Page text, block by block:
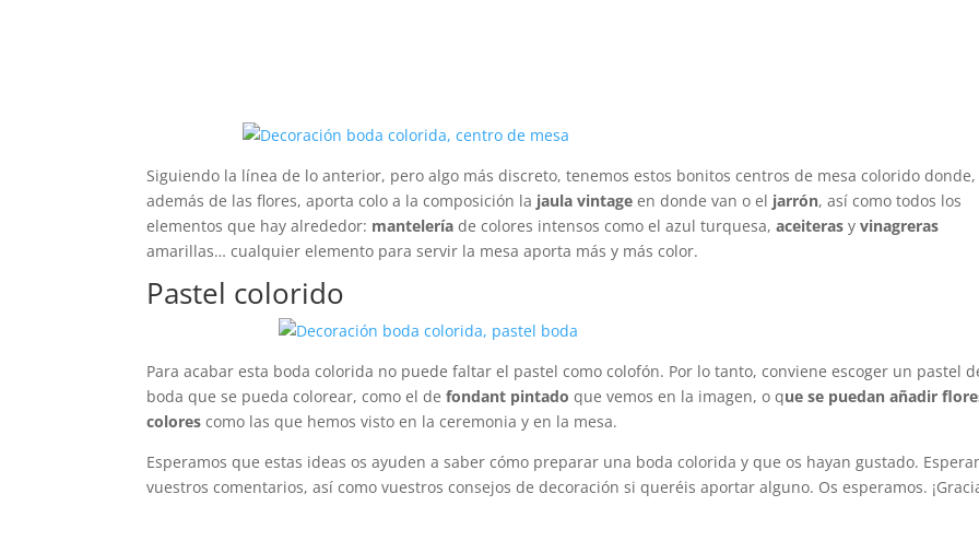
Siguiendo la línea de lo anterior, pero algo más discreto, tenemos estos bonitos centros de mesa colorido donde,
además de las flores, aporta colo a la composición la jaula vintage en donde van o el jarrón, así como todos los
elementos que hay alrededor: mantelería de colores intensos como el azul turquesa,aceiteras yvinagreras
amarillas… cualquier elemento para servir la mesa aporta más y más color.
Pastel colorido
Para acabar esta boda colorida no puede faltar el pastel como colofón. Por lo tanto, conviene escoger un pastel
boda que se pueda colorear, como el defondant pintado que vemos en la imagen, o que se puedan añadir
colores como las que hemos visto en la ceremonia y en la mesa.
Esperamos que estas ideas os ayuden a saber cómo preparar una boda colorida y que os hayan gustado.
vuestros comentarios, así como vuestros consejos de decoración si queréis aportar alguno. Os esperamos.